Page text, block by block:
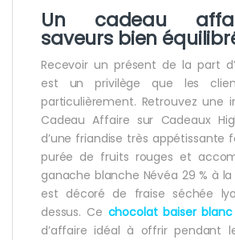
Un cadeau
saveurs bien
Recevoir un présent de la part
est un privilège que les
particulièrement. Retrouvez une
Cadeau Affaire sur Cadeaux
d’une friandise très appétissante
purée de fruits rouges et
ganache blanche Névéa 29 % à
est décoré de fraise séchée
dessus. Ce chocolat baiser blanc
d’affaire idéal à offrir pendant